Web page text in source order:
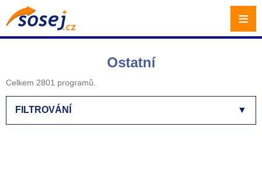
Ostatní
Celkem 2801 programů.
▼
FILTROVÁNÍ
≡